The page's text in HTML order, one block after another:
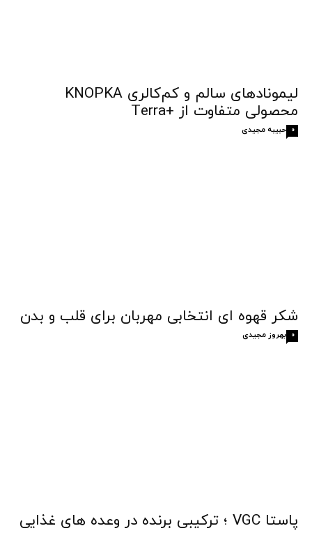
لیمونادهای سالم و کم‌کالری KNOPKA
محصولی متفاوت از +Terra
حبیبه مجیدی 0
شکر قهوه‌ ای انتخابی مهربان برای قلب و بدن
بهروز مجیدی 0
پاستا VGC ؛ ترکیبی برنده در وعده های غذایی